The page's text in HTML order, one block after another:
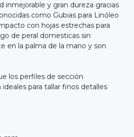
inmejorable y gran dureza gracias
como Gubias para Linóleo
con hojas estrechas para
de peral domesticas sin
en la palma de la mano y son
los perfiles de sección
para tallar finos detalles